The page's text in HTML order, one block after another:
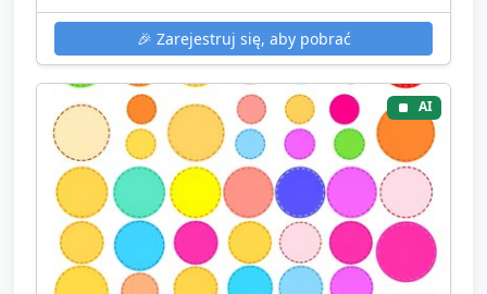
🎉 Zarejestruj się, aby pobrać
AI